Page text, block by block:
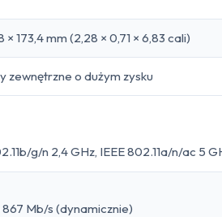
× 173,4 mm (2,28 × 0,71 × 6,83 cali)
zewnętrzne o dużym zysku
g/n 2,4 GHz, IEEE 802.11a/n/ac 5
867 Mb/s (dynamicznie)